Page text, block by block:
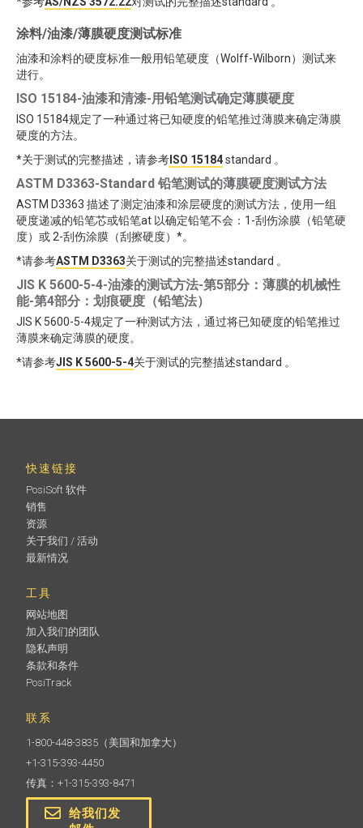
涂料/油漆/薄膜硬度测试标准
油漆和涂料的硬度标准一般用铅笔硬度（Wolff-Wilborn）测试来
进行。
ISO 15184-油漆和清漆-用铅笔测试确定薄膜硬度
ISO 15184规定了一种通过将已知硬度的铅笔推过薄膜来确定薄膜
硬度的方法。
*关于测试的完整描述，请参考 ISO 15184standard 。
ASTM D3363-Standard 铅笔测试的薄膜硬度测试方法
ASTM D3363 描述了测定油漆和涂层硬度的测试方法，使用一组
硬度递减的铅笔芯或铅笔at 以确定铅笔不会：1-刮伤涂膜（铅笔硬
度）或 2-刮伤涂膜（刮擦硬度）*。
*请参考ASTM D3363关于测试的完整描述standard 。
JIS K 5600-5-4-油漆的测试方法-第5部分：薄膜的机械性
能-第4部分：划痕硬度（铅笔法）
JIS K 5600-5-4规定了一种测试方法，通过将已知硬度的铅笔推过
薄膜来确定薄膜的硬度。
*请参考JIS K 5600-5-4关于测试的完整描述standard 。
快速链接
PosiSoft 软件
销售
资源
关于我们 / 活动
最新情况
工具
网站地图
加入我们的团队
隐私声明
条款和条件
PosiTrack
联系
1-800-448-3835 （美国和加拿大）
+1-315-393-4450
传真：+1-315-393-8471
给我们发